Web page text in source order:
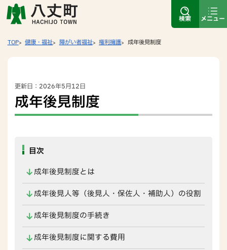
検索 メニュー
TOP 健康・福祉 障がい者福祉 権利擁護 成年後見制度
更新日：2026年5月12日
成年後見制度
目次
成年後見制度とは
成年後見人等（後見人・保佐人・補助人）の役割
成年後見制度の手続き
成年後見制度に関する費用